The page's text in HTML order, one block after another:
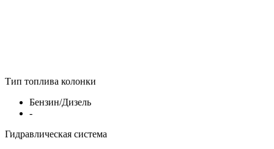
Тип топлива колонки
Бензин/Дизель
-
Гидравлическая система